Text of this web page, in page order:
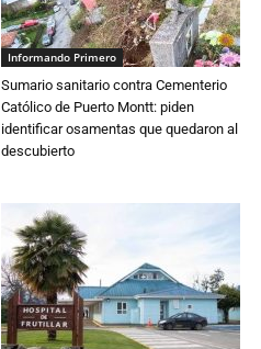
Informando Primero
Sumario sanitario contra Cementerio
Católico de Puerto Montt: piden
identificar osamentas que quedaron al
descubierto